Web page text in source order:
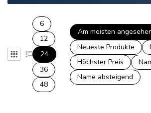
6
12
24
36
48
Am meisten
Neueste Produkte
Höchster Preis
Name absteigend